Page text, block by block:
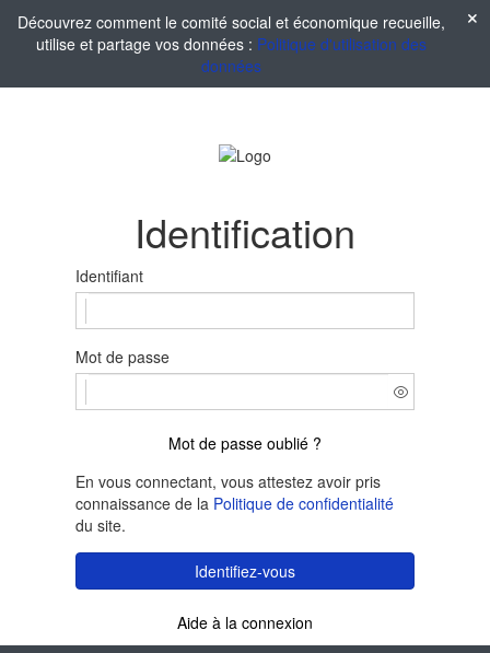
Découvrez comment le comité social et économique recueille,
utilise et partage vos données : Politique d'utilisation des
données
Identification
Identifiant
Mot de passe
Mot de passe oublié ?
En vous connectant, vous attestez avoir pris
connaissance de la Politique de confidentialité
du site.
Identifiez-vous
Aide à la connexion